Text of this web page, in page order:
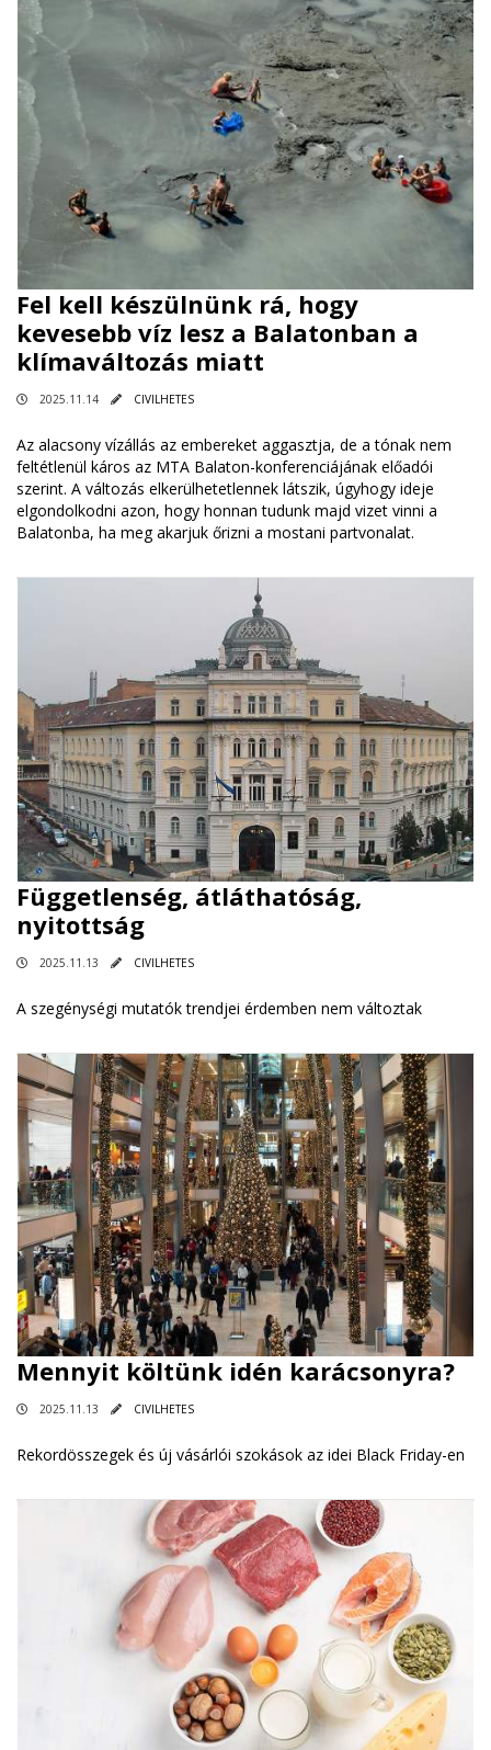
Fel kell készülnünk rá, hogy
kevesebb víz lesz a Balatonban a
klímaváltozás miatt
2025.11.14 CIVILHETES
Az alacsony vízállás az embereket aggasztja, de a tónak nem
feltétlenül káros az MTA Balaton-konferenciájának előadói
szerint. A változás elkerülhetetlennek látszik, úgyhogy ideje
elgondolkodni azon, hogy honnan tudunk majd vizet vinni a
Balatonba, ha meg akarjuk őrizni a mostani partvonalat.
Függetlenség, átláthatóság,
nyitottság
2025.11.13 CIVILHETES
A szegénységi mutatók trendjei érdemben nem változtak
Mennyit költünk idén karácsonyra?
2025.11.13 CIVILHETES
Rekordösszegek és új vásárlói szokások az idei Black Friday-en